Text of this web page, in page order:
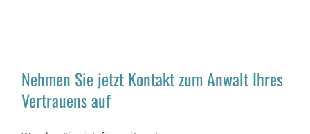
Nehmen Sie jetzt Kontakt zum Anwalt Ihres
Vertrauens auf